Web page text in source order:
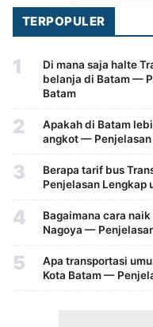
TERPOPULER
1
Di mana saja halte
belanja di Batam —
Batam
2
Apakah di Batam
angkot — Penjelasan
3
Berapa tarif bus
Penjelasan Lengkap
4
Bagaimana cara
Nagoya —
5
Apa transportasi
Kota Batam —